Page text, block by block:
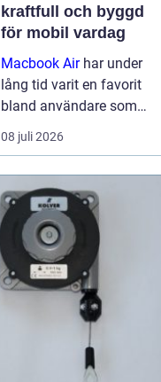
kraftfull och byggd
för mobil vardag
Macbook Airhar under
lång tid varit en favorit
bland användare som
vill ha en lätt, smidig och
samtidigt kraftfull dator
kreativitet. Med apples
egna chip har serien
tagit...
08 juli 2026